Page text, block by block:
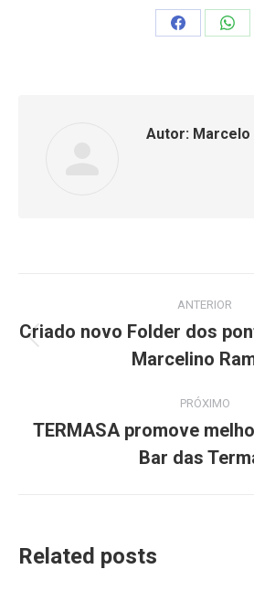
Compartilhar
Autor: Marcelo
de
ANTERIOR
Post
anterior:
Criado novo Folder dos
Marcelino
PRÓXIMO
post:
TERMASA promove
Bar das
Related posts